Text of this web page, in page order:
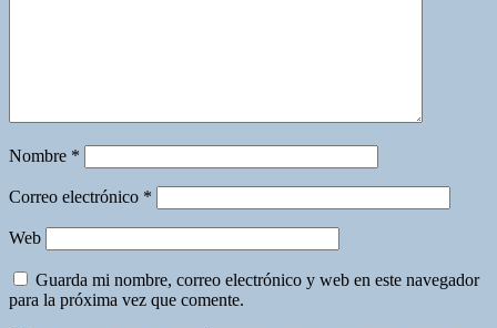
Nombre *
Correo electrónico *
Web
Guarda mi nombre, correo electrónico y web en este navegador
para la próxima vez que comente.